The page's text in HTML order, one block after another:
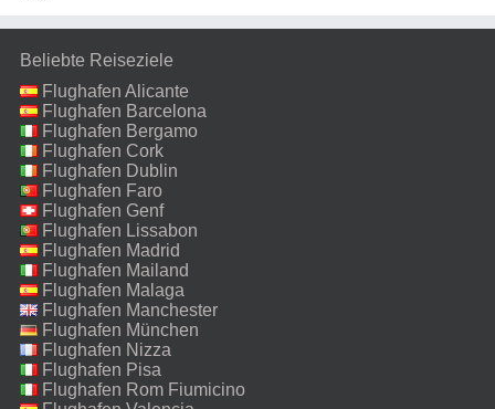
Beliebte Reiseziele
Flughafen Alicante
Flughafen Barcelona
Flughafen Bergamo
Flughafen Cork
Flughafen Dublin
Flughafen Faro
Flughafen Genf
Flughafen Lissabon
Flughafen Madrid
Flughafen Mailand
Malpensa
Flughafen Malaga
Flughafen Manchester
Flughafen München
Flughafen Nizza
Flughafen Pisa
Flughafen Rom Fiumicino